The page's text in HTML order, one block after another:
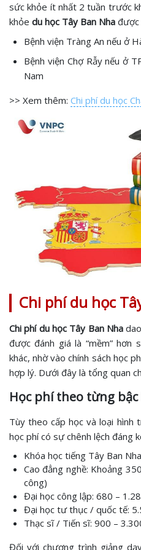
sức khỏe ít nhất 2 tuần trước
khỏe du học Tây Ban Nha được
Bệnh viện Tràng An nếu ở
Bệnh viện Chợ Rẫy nếu ở
Nam
>> Xem thêm: Chi phí du học
Chi phí du học
Chi phí du học Tây Ban Nha
được đánh giá là “mềm” hơn
khác, nhờ vào chính sách học
hợp lý. Dưới đây là tổng quan
Học phí theo từng bậc
Tùy theo cấp học và loại hình
học phí có sự chênh lệch đáng
Khóa học tiếng Tây Ban
Cao đẳng nghề: Khoảng
công)
Đại học công lập: 680 –
Đại học tư thục / quốc tế:
Thạc sĩ / Tiến sĩ: 900 –
Đối với chương trình giảng